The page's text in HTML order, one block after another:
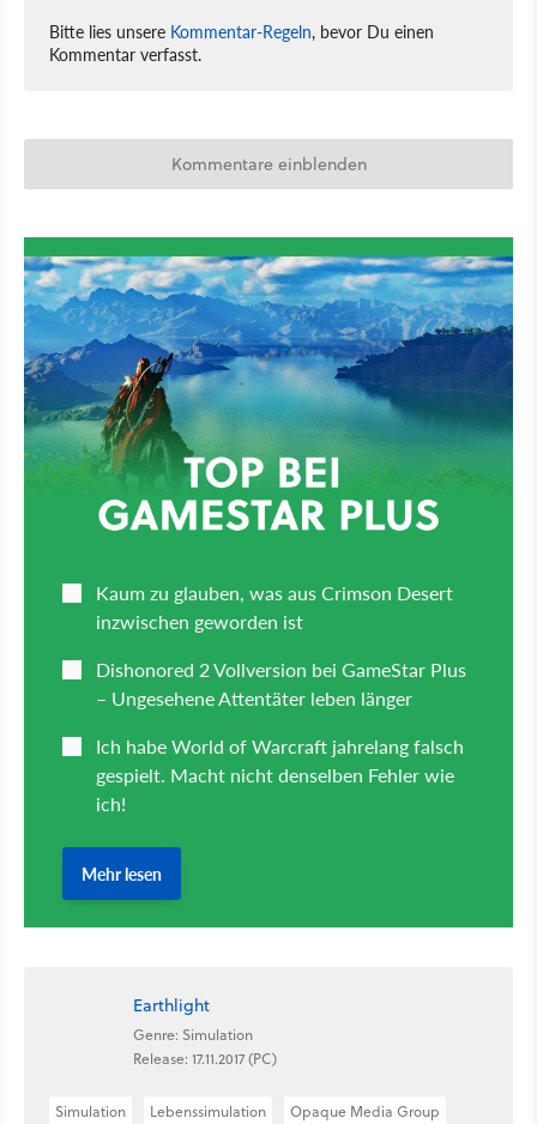
Bitte lies unsere Kommentar-Regeln, bevor Du einen
Kommentar verfasst.
Kommentare einblenden
Earthlight
Genre: Simulation
Release: 17.11.2017 (PC)
Simulation Lebenssimulation Opaque Media Group